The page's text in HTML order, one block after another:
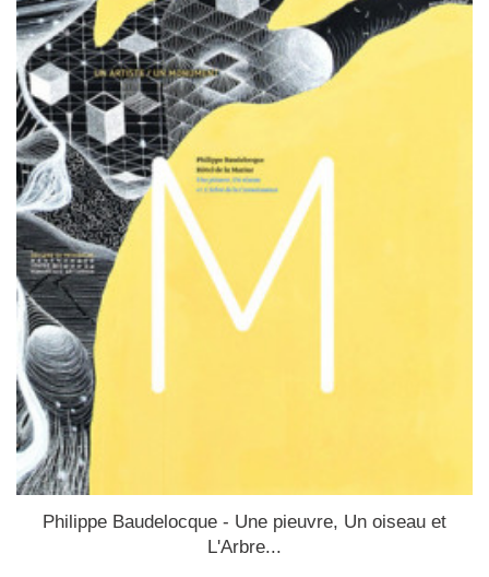
Philippe Baudelocque - Une pieuvre, Un oiseau et
L'Arbre...